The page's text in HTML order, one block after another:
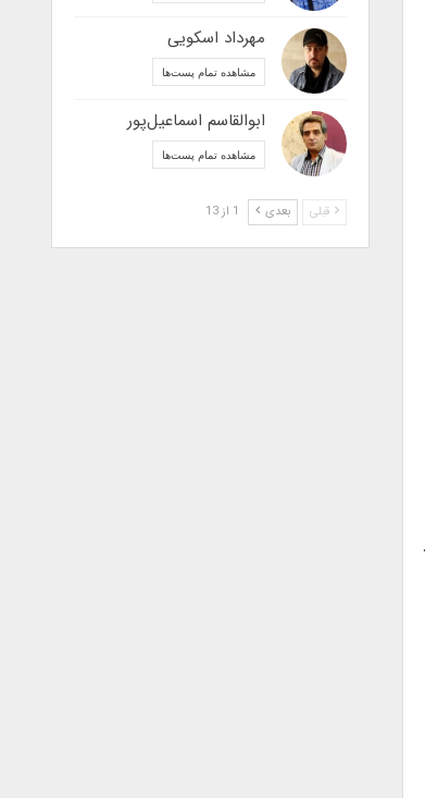
مهرداد اسکویی
مشاهده تمام پست‌ها
ابوالقاسم اسماعیل‌پور
مشاهده تمام پست‌ها
قبلی بعدی 1 از 13